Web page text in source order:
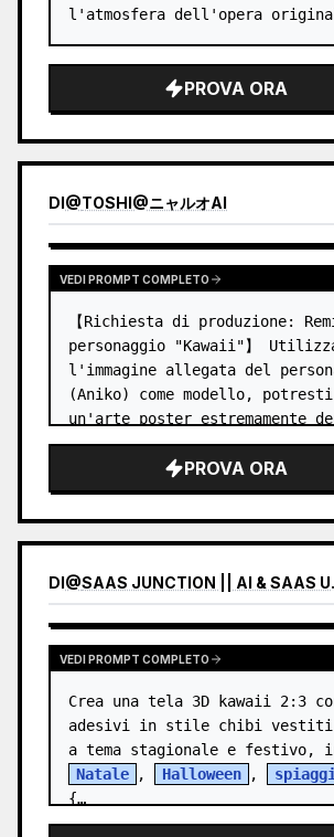
l'atmosfera dell'opera
PROVA ORA
DI@TOSHI@ニャルオAI
VEDI PROMPT COMPLETO
【Richiesta di produzione:
personaggio "Kawaii"】
l'immagine allegata del
(Aniko) come modello,
un'arte poster estremamente
vibrante in cui lei è
della moda Harajuku? 【Punti
PROVA ORA
DI@SAAS JUNCTION || AI & SAAS UPDATES
VEDI PROMPT COMPLETO
Crea una tela 3D kawaii 2:3
adesivi in stile chibi vestiti
Natale
, Halloween ,
{…